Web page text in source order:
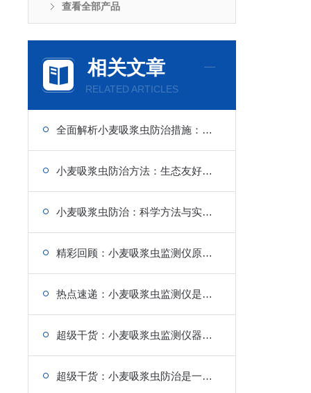
查看全部产品
相关文章
RELATED ARTICLES
全面解析小麦吸浆虫防治措施：从预防到治理
小麦吸浆虫防治方法：生态友好与高效并行
小麦吸浆虫防治：科学方法与实战经验
精彩回顾：小麦吸浆虫监测仪原理是一种对症下药的小麦吸浆虫监测仪
热点速递：小麦吸浆虫监测仪是一种刻不容缓的小麦吸浆虫监测仪
超级干货：小麦吸浆虫监测仪器是一种推测和防治的小麦吸浆虫监测仪
超级干货：小麦吸浆虫防治是一种迅速控制虫害的小麦吸浆虫监测仪